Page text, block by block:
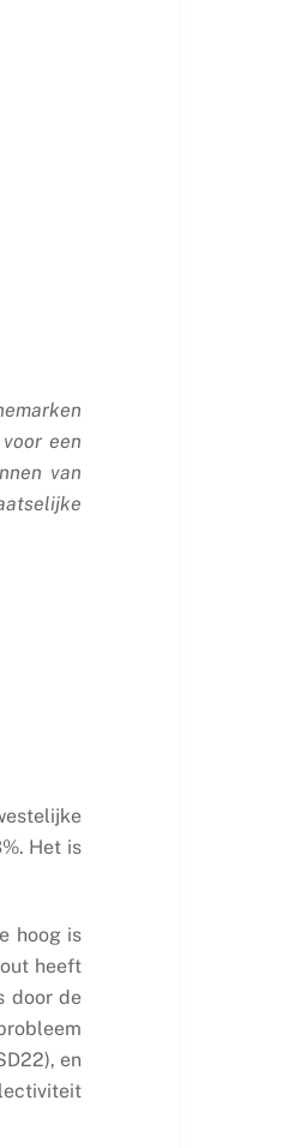
een
van
Het is
hoog is
heeft
door de
en